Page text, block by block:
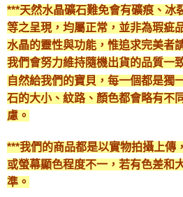
***天然水晶礦石難免會有礦痕、冰
等之呈現，均屬正常，並非為瑕疵
水晶的靈性與功能，惟追求完美者
我們會努力維持隨機出貨的品質一
自然給我們的寶貝，每一個都是獨
石的大小、紋路、顏色都會略有不
慮。
***我們的商品都是以實物拍攝上傳
或螢幕顯色程度不一，若有色差和
準。